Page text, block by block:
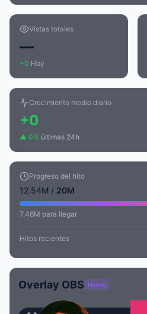
Vistas totales
—
+0 Hoy
Crecimiento medio diario
+0
▲ 0% últimas 24h
Progreso del hito
12.54M / 20M
7.46M para llegar
Hitos recientes
Overlay OBS Nuevo